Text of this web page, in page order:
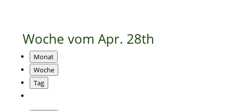
Woche vom Apr. 28th
Monat
Woche
Tag